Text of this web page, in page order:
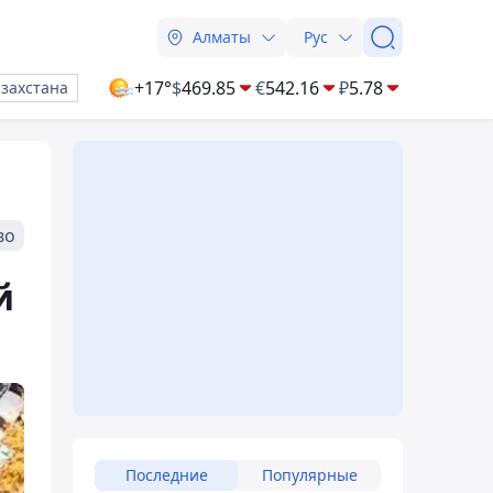
Алматы Рус
+17°$469.85 €542.16 ₽5.78
Последние Популярные